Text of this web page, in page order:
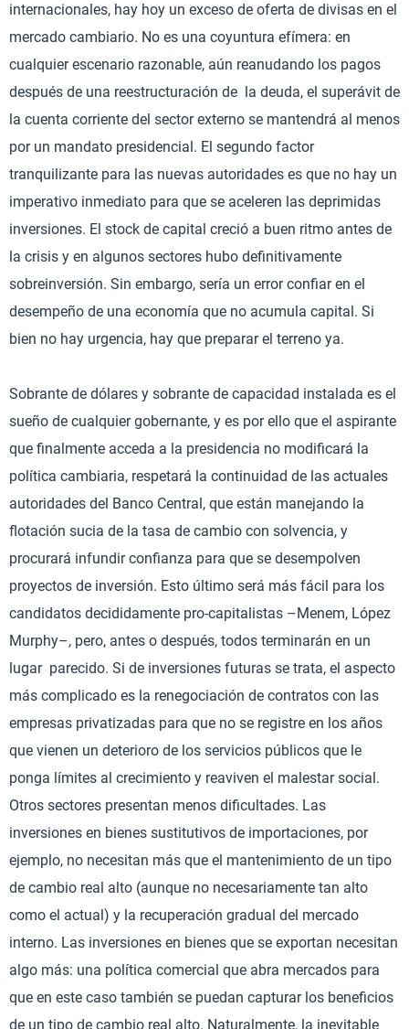
internacionales, hay hoy un exceso de oferta de divisas en el
mercado cambiario. No es una coyuntura efímera: en
cualquier escenario razonable, aún reanudando los pagos
después de una reestructuración de la deuda, el superávit de
la cuenta corriente del sector externo se mantendrá al menos
por un mandato presidencial. El segundo factor
tranquilizante para las nuevas autoridades es que no hay un
imperativo inmediato para que se aceleren las deprimidas
inversiones. El stock de capital creció a buen ritmo antes de
la crisis y en algunos sectores hubo definitivamente
sobreinversión. Sin embargo, sería un error confiar en el
desempeño de una economía que no acumula capital. Si
bien no hay urgencia, hay que preparar el terreno ya.
Sobrante de dólares y sobrante de capacidad instalada es el
sueño de cualquier gobernante, y es por ello que el aspirante
que finalmente acceda a la presidencia no modificará la
política cambiaria, respetará la continuidad de las actuales
autoridades del Banco Central, que están manejando la
flotación sucia de la tasa de cambio con solvencia, y
procurará infundir confianza para que se desempolven
proyectos de inversión. Esto último será más fácil para los
candidatos decididamente pro-capitalistas –Menem, López
Murphy–, pero, antes o después, todos terminarán en un
lugar parecido. Si de inversiones futuras se trata, el aspecto
más complicado es la renegociación de contratos con las
empresas privatizadas para que no se registre en los años
que vienen un deterioro de los servicios públicos que le
ponga límites al crecimiento y reaviven el malestar social.
Otros sectores presentan menos dificultades. Las
inversiones en bienes sustitutivos de importaciones, por
ejemplo, no necesitan más que el mantenimiento de un tipo
de cambio real alto (aunque no necesariamente tan alto
como el actual) y la recuperación gradual del mercado
interno. Las inversiones en bienes que se exportan necesitan
algo más: una política comercial que abra mercados para
que en este caso también se puedan capturar los beneficios
de un tipo de cambio real alto. Naturalmente, la inevitable